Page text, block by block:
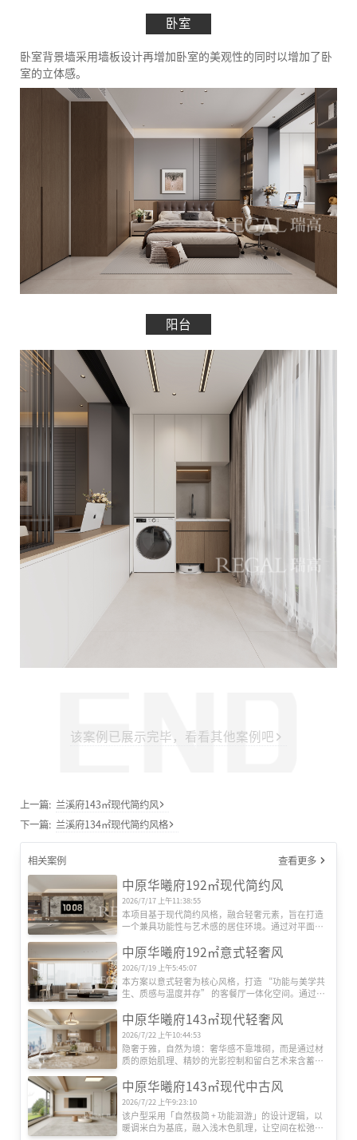
卧室
卧室背景墙采用墙板设计再增加卧室的美观性的同时以增加了卧
室的立体感。
阳台
该案例已展示完毕，看看其他案例吧
上一篇: 兰溪府143㎡现代简约风
下一篇: 兰溪府134㎡现代简约风格
相关案例 查看更多
中原华曦府192㎡现代简约风
2026/7/17 上午11:38:55
本项目基于现代简约风格，融合轻奢元素，旨在打造
一个兼具功能性与艺术感的居住环境。通过对平面格
出通透、沉稳且富有层次的居住体验。
中原华曦府192㎡意式轻奢风
2026/7/19 上午5:45:07
本方案以意式轻奢为核心风格，打造 “功能与美学共
生、质感与温度并存” 的客餐厅一体化空间。通过材
生活的追求与家庭社交的情感需求，实现 “会客、休
中原华曦府143㎡现代轻奢风
2026/7/22 上午10:44:53
隐奢于雅，自然为境：奢华感不靠堆砌，而是通过材
质的原始肌理、精妙的光影控制和留白艺术来含蓄表
人文滋养，诗意栖居：将东方美学、艺术收藏融入空
的结合“天圆地方”的哲学思考。
自然静奢，身心热爱：更强调宁静、治愈的氛围。运
用微水泥、木质等营造包裹感，色彩更统一柔和，身
中原华曦府143㎡现代中古风
2026/7/22 上午9:23:10
该户型采用「自然极简 + 功能洄游」的设计逻辑，以
暖调米白为基底，融入浅木色肌理，让空间在松弛感